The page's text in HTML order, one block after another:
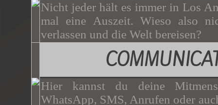
Nicht jeder hält es immer in Los
mal eine Auszeit. Wieso also
verlassen und die Welt bereisen?
Hier kannst du deine
WhatsApp, SMS, Anrufen oder